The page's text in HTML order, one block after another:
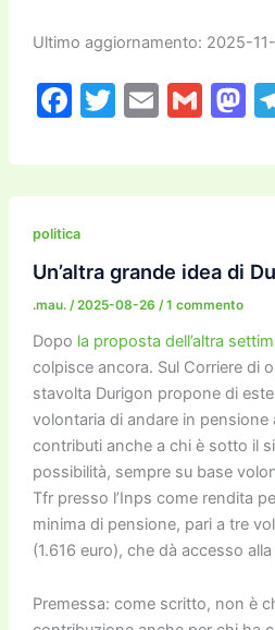
Ultimo aggiornamento: 2025-
F
c
e
b
o
o
k
T
itt
er
E
ai
l
G
ai
l
M
o
o
politica
Un’altra grande idea di
.mau. /2025-08-26 /1 commento
Dopo la proposta dell’altra
colpisce ancora. Sul Corriere di
stavolta Durigon propone di
volontaria di andare in
contributi anche a chi è sotto il
possibilità, sempre su base
Tfr presso l’Inps come rendita
minima di pensione, pari a tre
(1.616 euro), che dà accesso
Premessa: come scritto, non è